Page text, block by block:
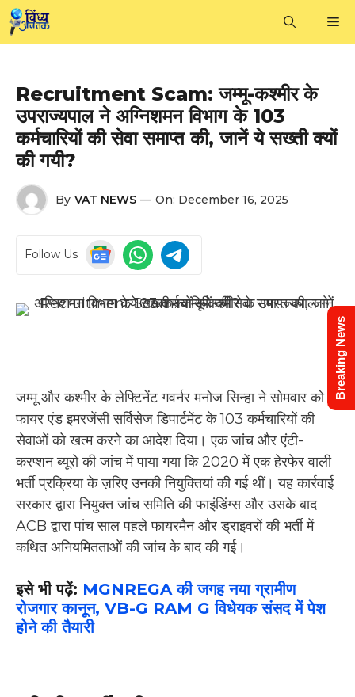
Skip
to
Recruitment Scam: जम्मू-कश्मीर के
उपराज्यपाल ने अग्निशमन विभाग के 103
कर्मचारियों की सेवा समाप्त की, जानें ये सख्ती क्यों
की गयी?
By VAT NEWS — On: December 16, 2025
Follow Us
जम्मू और कश्मीर के लेफ्टिनेंट गवर्नर मनोज सिन्हा ने सोमवार को
फायर एंड इमरजेंसी सर्विसेज डिपार्टमेंट के 103 कर्मचारियों की
सेवाओं को खत्म करने का आदेश दिया। एक जांच और एंटी-
करप्शन ब्यूरो की जांच में पाया गया कि 2020 में एक हेरफेर वाली
भर्ती प्रक्रिया के ज़रिए उनकी नियुक्तियां की गई थीं। यह कार्रवाई
सरकार द्वारा नियुक्त जांच समिति की फाइंडिंग्स और उसके बाद
ACB द्वारा पांच साल पहले फायरमैन और ड्राइवरों की भर्ती में
कथित अनियमितताओं की जांच के बाद की गई।
इसे भी पढ़ें: MGNREGA की जगह नया ग्रामीण
रोजगार कानून, VB-G RAM G विधेयक संसद में पेश
होने की तैयारी
Breaking News